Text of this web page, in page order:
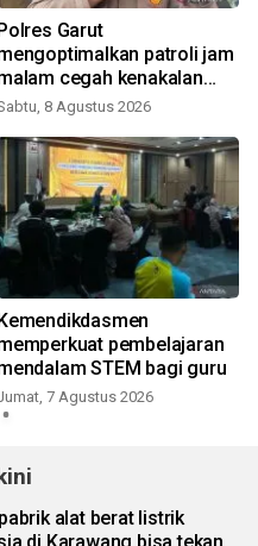
Garut
patroli jam
cegah kenakalan
8 Agustus 2026
pembelajaran
STEM bagi guru
7 Agustus 2026
alat berat listrik